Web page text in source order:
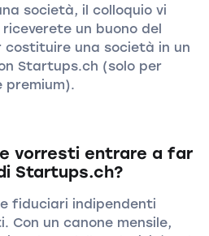
società, il colloquio vi
riceverete un buono del
costituire una società in un
Startups.ch (solo per
premium).
vorresti entrare a far
Startups.ch?
fiduciari indipendenti
Con un canone mensile,